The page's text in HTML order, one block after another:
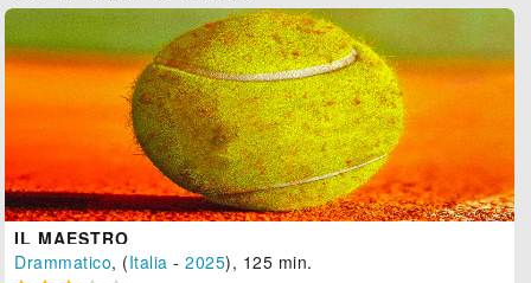
IL MAESTRO
Drammatico, (Italia -2025), 125 min.